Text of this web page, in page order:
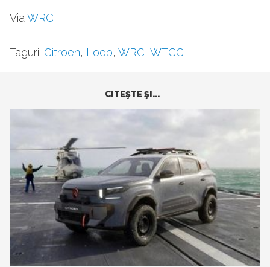
ViaWRC
Taguri: Citroen, Loeb, WRC, WTCC
CITEŞTE ŞI...